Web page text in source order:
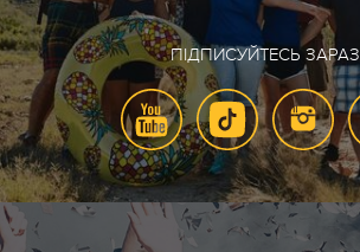
ПІДПИСУЙТЕСЬ ЗАРАЗ